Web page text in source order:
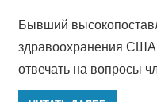
Бывший
здравоохранения США
отвечать на вопросы